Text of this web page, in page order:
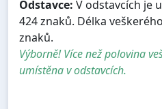
Odstavce: V odstavcích je
424 znaků. Délka
znaků.
Výborně! Více než polovina
umístěna v odstavcích.